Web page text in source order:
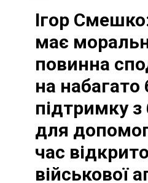
Ігор
має
повинна
на набагато
підтримку
для
час
військової